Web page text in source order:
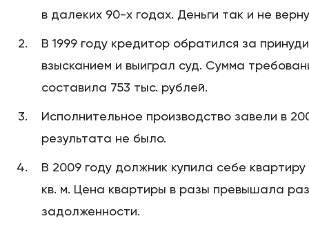
в далеких 90-х годах. Деньги так и не
В 1999 году кредитор обратился за
взысканием и выиграл суд. Сумма
составила 753 тыс. рублей.
Исполнительное производство завели в
результата не было.
В 2009 году должник купила себе
кв. м. Цена квартиры в разы превышала
задолженности.